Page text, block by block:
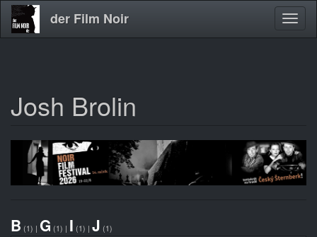
Direkt
zum
der Film Noir
Josh Brolin
B (1) | G (1) | I (1) | J (1)